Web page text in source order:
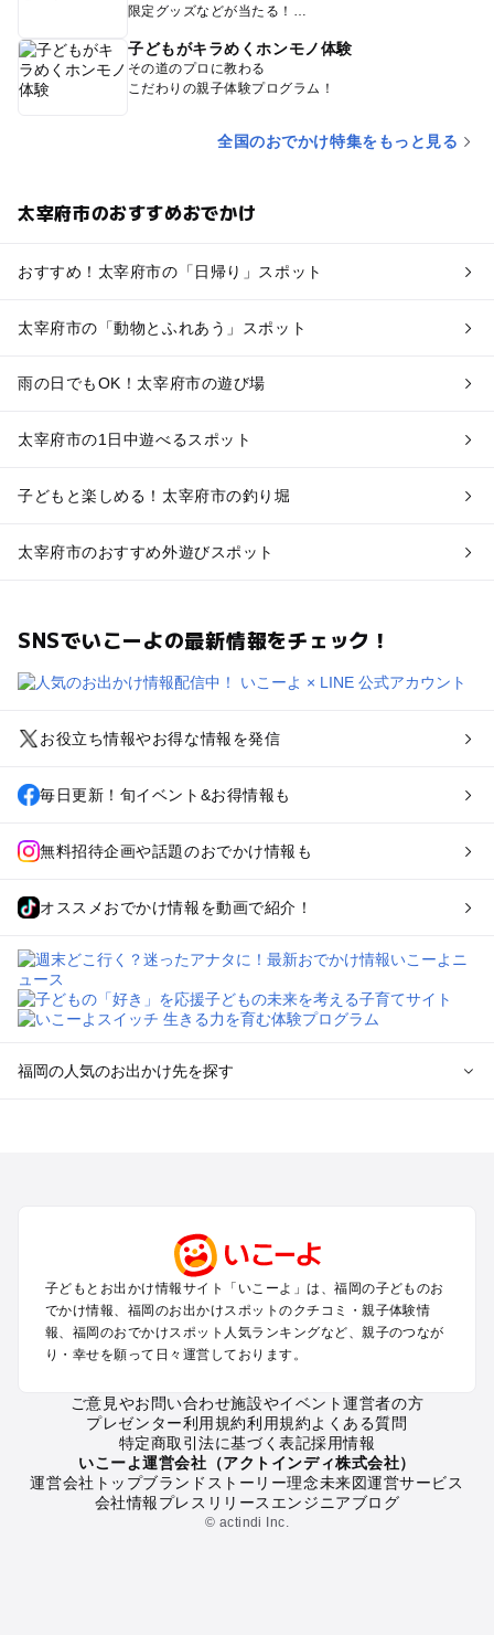
限定グッズなどが当たる！
子どもがキラめくホンモノ体験
その道のプロに教わる
こだわりの親子体験プログラム！
全国のおでかけ特集をもっと見る
太宰府市のおすすめおでかけ
おすすめ！太宰府市の「日帰り」スポット
太宰府市の「動物とふれあう」スポット
雨の日でもOK！太宰府市の遊び場
太宰府市の1日中遊べるスポット
子どもと楽しめる！太宰府市の釣り堀
太宰府市のおすすめ外遊びスポット
SNSでいこーよの最新情報をチェック！
お役立ち情報やお得な情報を発信
毎日更新！旬イベント&お得情報も
無料招待企画や話題のおでかけ情報も
オススメおでかけ情報を動画で紹介！
福岡の人気のお出かけ先を探す
柳川・八女・筑後のプールお出かけ
糸島・前原のプールお出かけ
太宰府・宗像のプールお出かけ
福岡の定番お出かけスポット
福岡の動物園
福岡のバーベキュー
福岡の釣り
福岡の牧場
福岡のプール
子どもとお出かけ情報サイト「いこーよ」は、福岡の子どものお
でかけ情報、福岡のお出かけスポットのクチコミ・親子体験情
報、福岡のおでかけスポット人気ランキングなど、親子のつなが
り・幸せを願って日々運営しております。
ご意見やお問い合わせ施設やイベント運営者の方
プレゼンター利用規約利用規約よくある質問
特定商取引法に基づく表記採用情報
いこーよ運営会社（アクトインディ株式会社）
運営会社トップブランドストーリー理念未来図運営サービス
会社情報プレスリリース エンジニアブログ
© actindi Inc.